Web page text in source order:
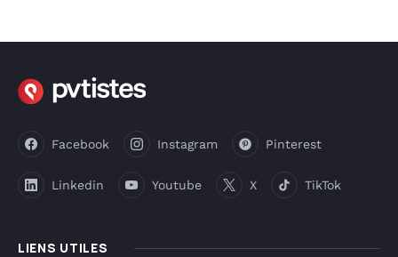
LIENS UTILES
Facebook Instagram Pinterest
Linkedin Youtube X TikTok